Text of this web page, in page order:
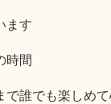
ます
時間
で誰でも楽しめ